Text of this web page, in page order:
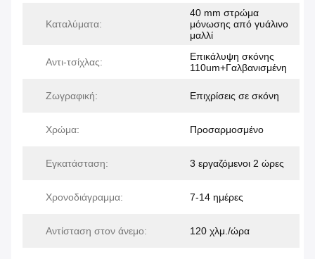
Καταλύματα:
40 mm στρώμα
μόνωσης από γυάλινο
μαλλί
Αντι-τσίχλας:
Επικάλυψη σκόνης
110um+Γαλβανισμένη
Ζωγραφική: Επιχρίσεις σε σκόνη
Χρώμα: Προσαρμοσμένο
Εγκατάσταση: 3 εργαζόμενοι 2 ώρες
Χρονοδιάγραμμα: 7-14 ημέρες
Αντίσταση στον άνεμο: 120 χλμ./ώρα